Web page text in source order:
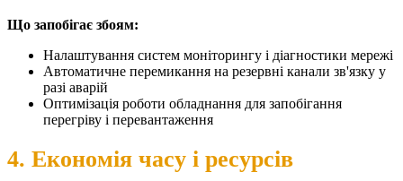
Що запобігає збоям:
Налаштування систем моніторингу і діагностики мережі
Автоматичне перемикання на резервні канали зв'язку у
разі аварій
Оптимізація роботи обладнання для запобігання
перегріву і перевантаження
4. Економія часу і ресурсів